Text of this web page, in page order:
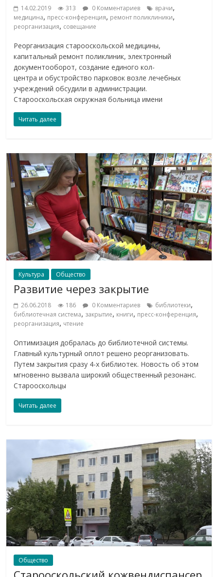
14.02.2019 313 0 Комментариев врачи,
медицина, пресс-конференция, ремонт поликлиники,
реорганизация, совещание
Реорганизация старооскольской медицины,
капитальный ремонт поликлиник, электронный
документооборот, создание единого кол-
центра и обустройство парковок возле лечебных
учреждений обсудили в администрации.
Старооскольская окружная больница имени
Читать далее
Культура Общество
Развитие через закрытие
26.06.2018 186 0 Комментариев библиотеки,
библиотечная система, закрытие, книги, пресс-конференция,
реорганизация, чтение
Оптимизация добралась до библиотечной системы.
Главный культурный оплот решено реорганизовать.
Путем закрытия сразу 4-х библиотек. Новость об этом
мгновенно вызвала широкий общественный резонанс.
Старооскольцы
Читать далее
Общество